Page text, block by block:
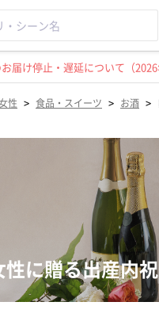
け停止・遅延について（2026
性 > 食品・スイーツ > お酒 >
性に贈る出産内